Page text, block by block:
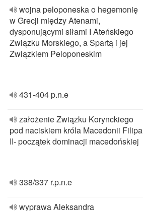
wojna peloponeska o hegemonię
w Grecji między Atenami,
dysponującymi siłami I Ateńskiego
Związku Morskiego, a Spartą i jej
Związkiem Peloponeskim
431-404 p.n.e
założenie Związku Korynckiego
pod naciskiem króla Macedonii Filipa
II- początek dominacji macedońskiej
338/337 r.p.n.e
wyprawa Aleksandra